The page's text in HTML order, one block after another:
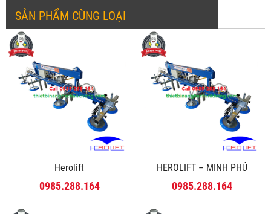
SẢN PHẨM CÙNG LOẠI
Herolift
0985.288.164
HEROLIFT – MINH PHÚ
0985.288.164